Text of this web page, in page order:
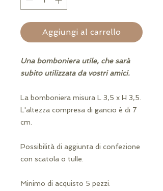
Aggiungi al carrello
Una bomboniera utile, che sarà
subito utilizzata da vostri amici.
La bomboniera misura L 3,5 x H 3,5.
L'altezza compresa di gancio è di 7
cm.
Possibilità di aggiunta di confezione
con scatola o tulle.
Minimo di acquisto 5 pezzi.